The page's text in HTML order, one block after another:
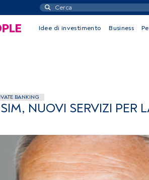
Idee di investimento Business
BANKING
NUOVI SERVIZI PER